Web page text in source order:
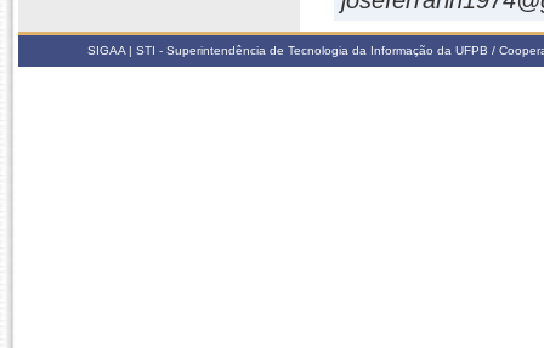
SIGAA | STI - Superintendência de Tecnologia da Informação da UFPB /